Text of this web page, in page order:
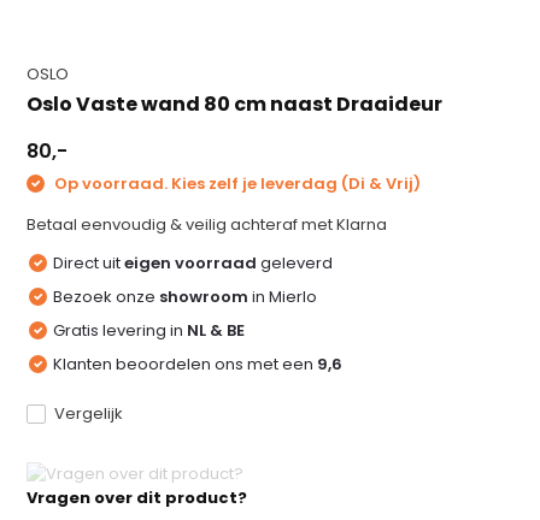
OSLO
Oslo Vaste wand 80 cm naast Draaideur
80,-
Op voorraad. Kies zelf je leverdag (Di & Vrij)
Betaal eenvoudig & veilig achteraf met Klarna
Direct uiteigen voorraad geleverd
Bezoek onze showroom in Mierlo
Gratis levering in NL & BE
Klanten beoordelen ons met een 9,6
Vergelijk
Vragen over dit product?